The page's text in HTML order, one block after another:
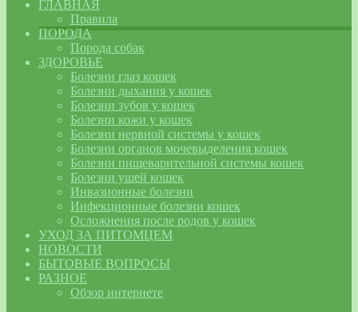
ГЛАВНАЯ
Правила
ПОРОДА
Порода собак
ЗДОРОВЬЕ
Болезни глаз кошек
Болезни дыхания у кошек
Болезни зубов у кошек
Болезни кожи у кошек
Болезни нервной системы у кошек
Болезни органов мочевыделения кошек
Болезни пищеварительной системы кошек
Болезни ушей кошек
Инвазионные болезни
Инфекционные болезни кошек
Осложнения после родов у кошек
УХОД ЗА ПИТОМЦЕМ
НОВОСТИ
БЫТОВЫЕ ВОПРОСЫ
РАЗНОЕ
Обзор интернете